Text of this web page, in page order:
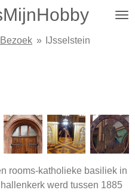
» IJsselstein
rooms-katholieke basiliek in
werd tussen 1885